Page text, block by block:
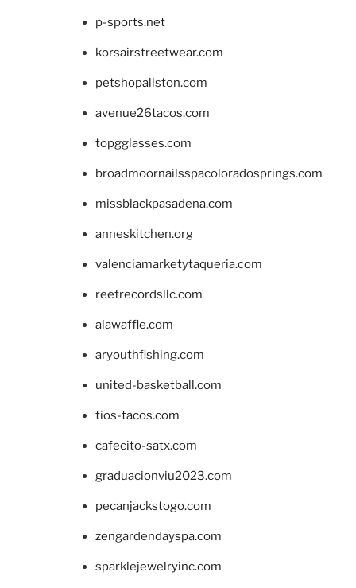
p-sports.net
korsairstreetwear.com
petshopallston.com
avenue26tacos.com
topgglasses.com
broadmoornailsspacoloradosprings.com
missblackpasadena.com
anneskitchen.org
valenciamarketytaqueria.com
reefrecordsllc.com
alawaffle.com
aryouthfishing.com
united-basketball.com
tios-tacos.com
cafecito-satx.com
graduacionviu2023.com
pecanjackstogo.com
zengardendayspa.com
sparklejewelryinc.com